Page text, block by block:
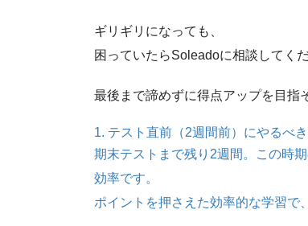
ギリギリになっても、
困っていたらSoleadoに相談してくだ
最後まで諦めずに得点アップを目指
1. テスト直前（2週間前）にやるべ
期末テストまで残り2週間。この時
効率です。
ポイントを押さえた効率的な学習で